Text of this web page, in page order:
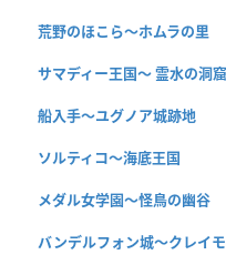
荒野のほこら～ホムラの里
サマディー王国〜 霊水の洞窟
船入手〜ユグノア城跡地
ソルティコ〜海底王国
メダル女学園〜怪鳥の幽谷
バンデルフォン城〜クレイ